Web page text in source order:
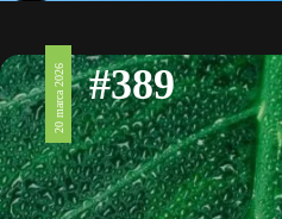
20 marca 2026 #389